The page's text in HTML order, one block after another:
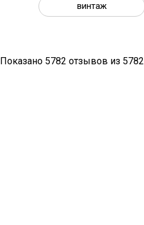
винтаж
Показано 5782 отзывов из 5782